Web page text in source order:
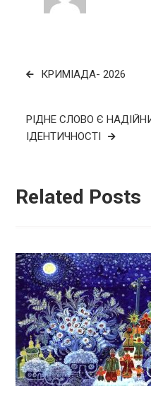
Навігація
КРИМІАДА- 2026
РІДНЕ СЛОВО Є
ІДЕНТИЧНОСТІ
Related Posts